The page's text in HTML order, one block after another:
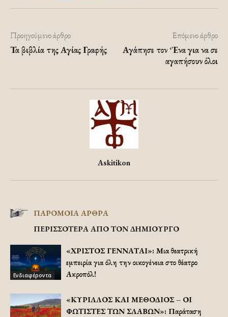
Προηγούμενο άρθρο
Τα βιβλία της Αγίας Γραφής
Επόμενο άρθρο
Αγάπησε τον ‘Ένα για να σε
αγαπήσουν όλοι
Askitikon
ΠΑΡΟΜΟΙΑ ΑΡΘΡΑ
ΠΕΡΙΣΣΟΤΕΡΑ ΑΠΟ ΤΟΝ ΔΗΜΙΟΥΡΓΟ
Ενδιαφέροντα
«ΧΡΙΣΤΟΣ ΓΕΝΝΑΤΑΙ»: Μια θεατρική
εμπειρία για όλη την οικογένεια στο θέατρο
Ακροπόλ!
«ΚΥΡΙΛΛΟΣ ΚΑΙ ΜΕΘΟΔΙΟΣ – ΟΙ
ΦΩΤΙΣΤΕΣ ΤΩΝ ΣΛΑΒΩΝ»: Παράταση